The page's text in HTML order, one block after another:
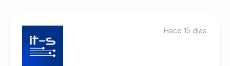
Hace 15 días.